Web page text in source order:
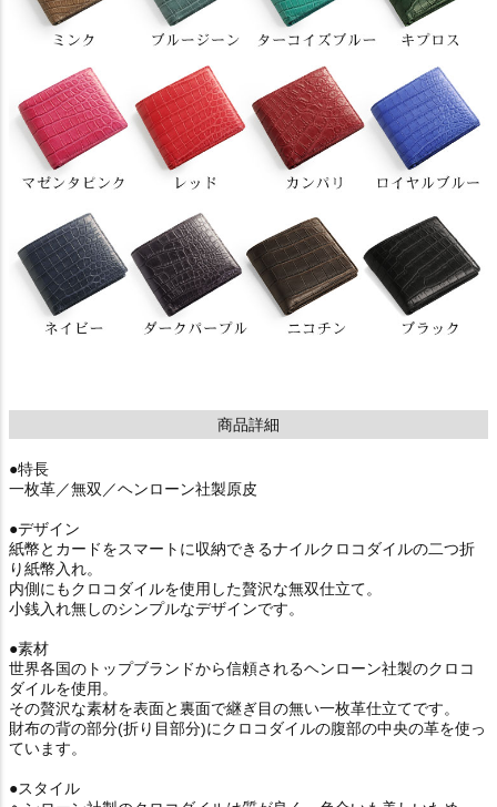
商品詳細
●特長
一枚革／無双／ヘンローン社製原皮
●デザイン
紙幣とカードをスマートに収納できるナイルクロコダイルの二つ折
り紙幣入れ。
内側にもクロコダイルを使用した贅沢な無双仕立て。
小銭入れ無しのシンプルなデザインです。
●素材
世界各国のトップブランドから信頼されるヘンローン社製のクロコ
ダイルを使用。
その贅沢な素材を表面と裏面で継ぎ目の無い一枚革仕立てです。
財布の背の部分(折り目部分)にクロコダイルの腹部の中央の革を使っ
ています。
●スタイル